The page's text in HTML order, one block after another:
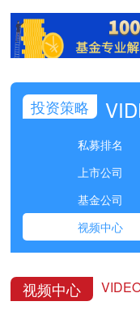
投资策略
私募排名
上市公司
基金公司
视频中心
视频中心